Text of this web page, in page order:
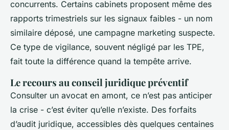
concurrents. Certains cabinets proposent même des
rapports trimestriels sur les signaux faibles - un nom
similaire déposé, une campagne marketing suspecte.
Ce type de vigilance, souvent négligé par les TPE,
fait toute la différence quand la tempête arrive.
Le recours au conseil juridique préventif
Consulter un avocat en amont, ce n’est pas anticiper
la crise - c’est éviter qu’elle n’existe. Des forfaits
d’audit juridique, accessibles dès quelques centaines